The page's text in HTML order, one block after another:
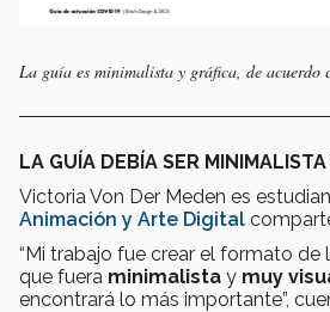
La guía es minimalista y gráfica, de acuerdo
LA GUÍA DEBÍA SER MINIMALISTA
Victoria Von Der Meden es
Animación y Arte Digital
“Mi trabajo fue crear el formato de
que fuera minimalista y muy
encontrará lo más importante”,